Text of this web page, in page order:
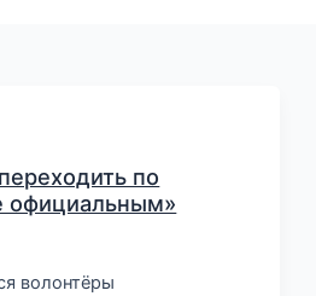
по
официальным»
волонтёры